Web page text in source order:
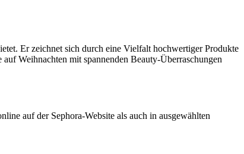
Er zeichnet sich durch eine Vielfalt hochwertiger Produkte
Weihnachten mit spannenden Beauty-Überraschungen
auf der Sephora-Website als auch in ausgewählten